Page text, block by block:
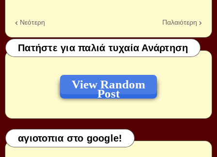
Νεότερη Παλαιότερη
Πατήστε για παλιά τυχαία Ανάρτηση
View Random
Post
αγιοτοπια στο google!